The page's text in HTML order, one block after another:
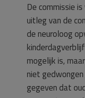
De commissie
uitleg van de
de neuroloog
mogelijk is,
niet
gegeven dat